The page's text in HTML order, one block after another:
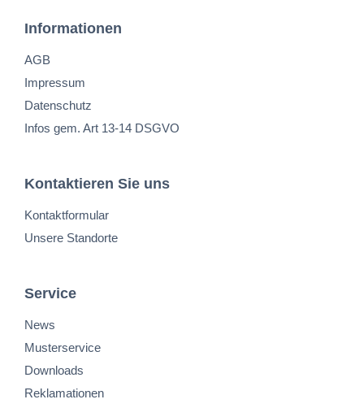
Informationen
AGB
Impressum
Datenschutz
Infos gem. Art 13-14 DSGVO
Kontaktieren Sie uns
Kontaktformular
Unsere Standorte
Service
News
Musterservice
Downloads
Reklamationen